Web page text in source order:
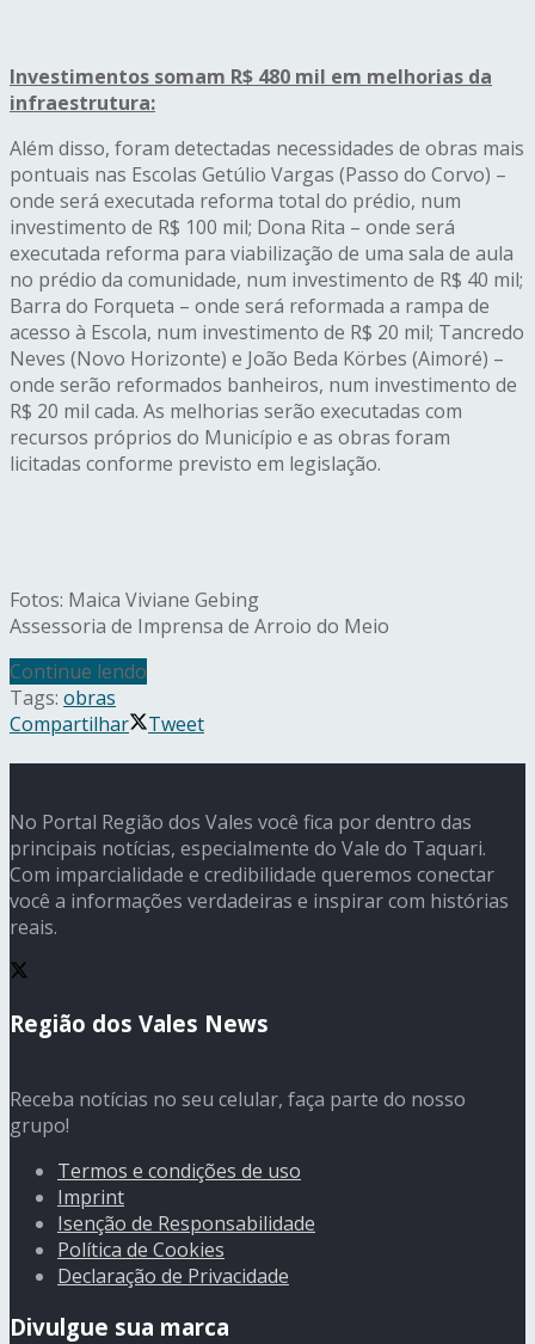
Investimentos somam R$ 480 mil em melhorias da
infraestrutura:
Além disso, foram detectadas necessidades de obras mais
pontuais nas Escolas Getúlio Vargas (Passo do Corvo) –
onde será executada reforma total do prédio, num
investimento de R$ 100 mil; Dona Rita – onde será
executada reforma para viabilização de uma sala de aula
no prédio da comunidade, num investimento de R$ 40 mil;
Barra do Forqueta – onde será reformada a rampa de
acesso à Escola, num investimento de R$ 20 mil; Tancredo
Neves (Novo Horizonte) e João Beda Körbes (Aimoré) –
onde serão reformados banheiros, num investimento de
R$ 20 mil cada. As melhorias serão executadas com
recursos próprios do Município e as obras foram
licitadas conforme previsto em legislação.
Fotos: Maica Viviane Gebing
Assessoria de Imprensa de Arroio do Meio
Continue lendo
Tags: obras
Compartilhar
Tweet
No Portal Região dos Vales você fica por dentro das
principais notícias, especialmente do Vale do Taquari.
Com imparcialidade e credibilidade queremos conectar
você a informações verdadeiras e inspirar com histórias
reais.
Região dos Vales News
Receba notícias no seu celular, faça parte do nosso
grupo!
Termos e condições de uso
Imprint
Isenção de Responsabilidade
Política de Cookies
Declaração de Privacidade
Divulgue sua marca